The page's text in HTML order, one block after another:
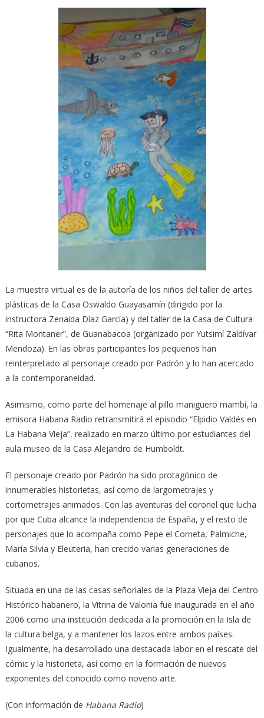
La muestra virtual es de la autoría de los niños del taller de artes
plásticas de la Casa Oswaldo Guayasamín (dirigido por la
instructora Zenaida Díaz García) y del taller de la Casa de Cultura
“Rita Montaner”, de Guanabacoa (organizado por Yutsimí Zaldívar
Mendoza). En las obras participantes los pequeños han
reinterpretado al personaje creado por Padrón y lo han acercado
a la contemporaneidad.
Asimismo, como parte del homenaje al pillo manigüero mambí, la
emisora Habana Radio retransmitirá el episodio “Elpidio Valdés en
La Habana Vieja”, realizado en marzo último por estudiantes del
aula museo de la Casa Alejandro de Humboldt.
El personaje creado por Padrón ha sido protagónico de
innumerables historietas, así como de largometrajes y
cortometrajes animados. Con las aventuras del coronel que lucha
por que Cuba alcance la independencia de España, y el resto de
personajes que lo acompaña como Pepe el Corneta, Palmiche,
María Silvia y Eleuteria, han crecido varias generaciones de
cubanos.
Situada en una de las casas señoriales de la Plaza Vieja del Centro
Histórico habanero, la Vitrina de Valonia fue inaugurada en el año
2006 como una institución dedicada a la promoción en la Isla de
la cultura belga, y a mantener los lazos entre ambos países.
Igualmente, ha desarrollado una destacada labor en el rescate del
cómic y la historieta, así como en la formación de nuevos
exponentes del conocido como noveno arte.
(Con información de Habana Radio)